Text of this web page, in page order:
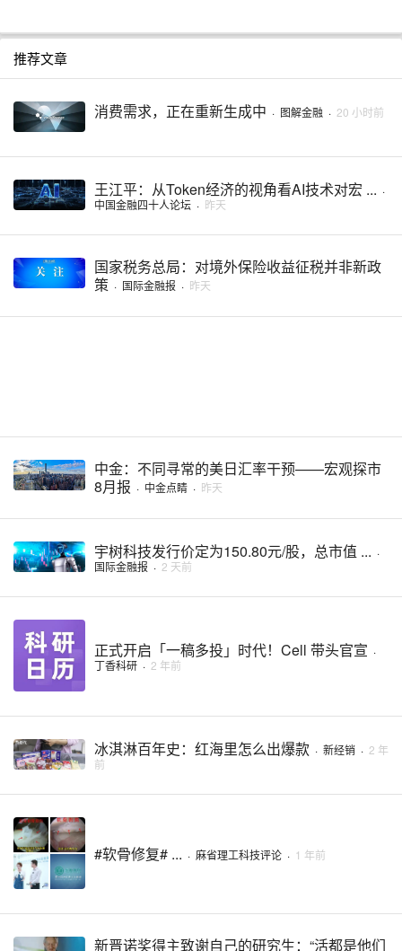
推荐文章
消费需求，正在重新生成中 · 图解金融 · 20 小时前
王江平：从Token经济的视角看AI技术对宏 ... ·
中国金融四十人论坛 · 昨天
国家税务总局：对境外保险收益征税并非新政
策 · 国际金融报 · 昨天
中金：不同寻常的美日汇率干预——宏观探市
8月报 · 中金点睛 · 昨天
宇树科技发行价定为150.80元/股，总市值 ... ·
国际金融报 · 2 天前
正式开启「一稿多投」时代！Cell 带头官宣 ·
丁香科研 · 2 年前
冰淇淋百年史：红海里怎么出爆款 · 新经销 · 2 年
前
#软骨修复# ... · 麻省理工科技评论 · 1 年前
新晋诺奖得主致谢自己的研究生：“活都是他们